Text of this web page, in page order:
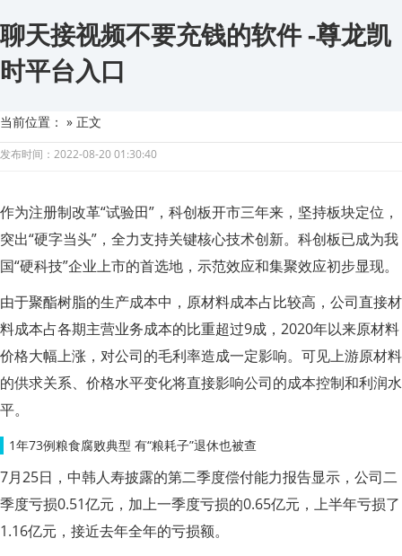
聊天接视频不要充钱的软件 -尊龙凯
时平台入口
当前位置： » 正文
发布时间：2022-08-20 01:30:40
作为注册制改革“试验田”，科创板开市三年来，坚持板块定位，
突出“硬字当头”，全力支持关键核心技术创新。科创板已成为我
国“硬科技”企业上市的首选地，示范效应和集聚效应初步显现。
由于聚酯树脂的生产成本中，原材料成本占比较高，公司直接材
料成本占各期主营业务成本的比重超过9成，2020年以来原材料
价格大幅上涨，对公司的毛利率造成一定影响。可见上游原材料
的供求关系、价格水平变化将直接影响公司的成本控制和利润水
平。
1年73例粮食腐败典型 有“粮耗子”退休也被查
7月25日，中韩人寿披露的第二季度偿付能力报告显示，公司二
季度亏损0.51亿元，加上一季度亏损的0.65亿元，上半年亏损了
1.16亿元，接近去年全年的亏损额。